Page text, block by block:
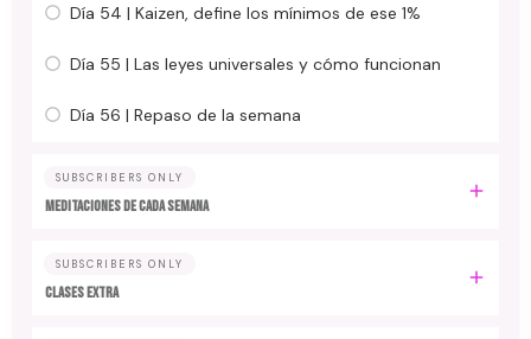
Día 54 | Kaizen, define los mínimos de ese 1%
Día 55 | Las leyes universales y cómo funcionan
Día 56 | Repaso de la semana
SUBSCRIBERS ONLY
MEDITACIONES DE CADA SEMANA
SUBSCRIBERS ONLY
CLASES EXTRA